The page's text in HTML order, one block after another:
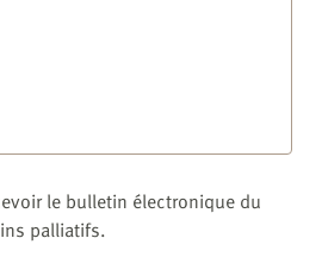
le bulletin électronique du
palliatifs.